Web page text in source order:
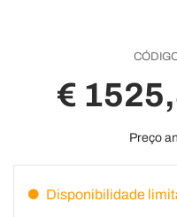
€
Preço
Disponibilidade